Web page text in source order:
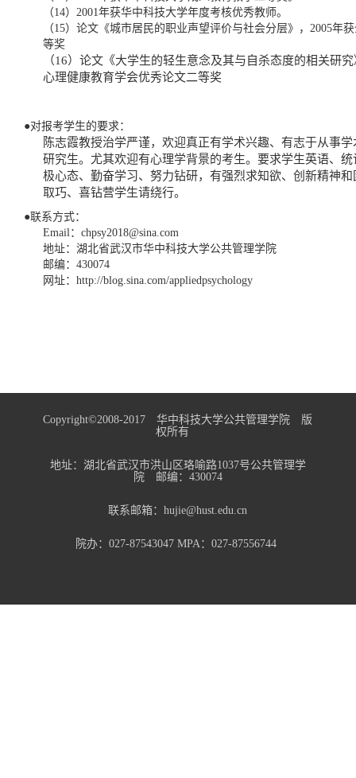
（14）2001年获华中科技大学年度考核优秀教师。
（15）论文《城市居民的职业声望评价与社会分层》，2005年
等奖
（16）论文《大学生的轻生意念及其与自杀态度的相关研
心理健康教育学会优秀论文二等奖
●对报考学生的要求：
陈志霞教授治学严谨，欢迎真正有学术兴趣、有志于从事
研究生。尤其欢迎有心理学背景的考生。要求学生英语、
极心态、勤奋学习、努力钻研，有强烈求知欲、创新精神
取巧、喜钻营学生请绕行。
●联系方式：
Email：chpsy2018@sina.com
地址：湖北省武汉市华中科技大学公共管理学院
邮编：430074
网址：http://blog.sina.com/appliedpsychology
Copyright©2008-2017 华中科技大学公共管理学院 版
权所有
地址：湖北省武汉市洪山区珞喻路1037号公共管理学
院 邮编：430074
联系邮箱：hujie@hust.edu.cn
院办：027-87543047 MPA：027-87556744